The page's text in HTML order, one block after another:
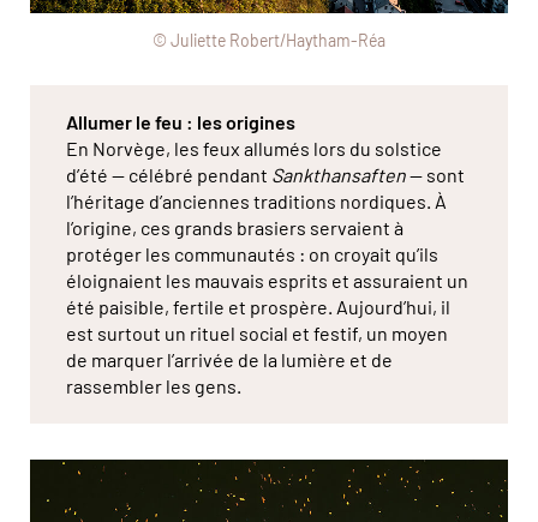
© Juliette Robert/Haytham-Réa
Allumer le feu : les origines
En Norvège, les feux allumés lors du solstice
d’été — célébré pendant Sankthansaften— sont
l’héritage d’anciennes traditions nordiques. À
l’origine, ces grands brasiers servaient à
protéger les communautés : on croyait qu’ils
éloignaient les mauvais esprits et assuraient un
été paisible, fertile et prospère. Aujourd’hui, il
est surtout un rituel social et festif, un moyen
de marquer l’arrivée de la lumière et de
rassembler les gens.